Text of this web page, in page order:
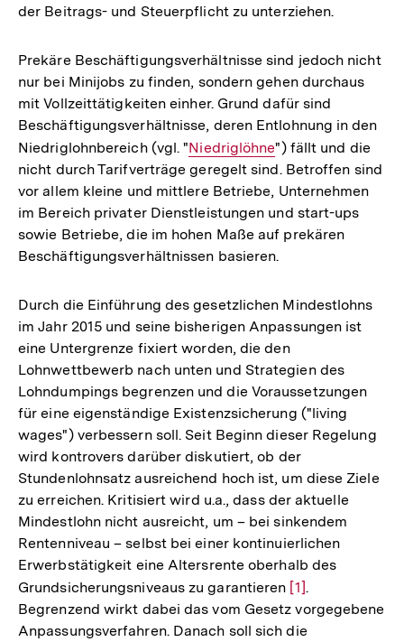
der Beitrags- und Steuerpflicht zu unterziehen.
Prekäre Beschäftigungsverhältnisse sind jedoch nicht
nur bei Minijobs zu finden, sondern gehen durchaus
mit Vollzeittätigkeiten einher. Grund dafür sind
Beschäftigungsverhältnisse, deren Entlohnung in den
Niedriglohnbereich (vgl. "Interner
Link:
Niedriglöhne") fällt und die
nicht durch Tarifverträge geregelt sind. Betroffen sind
vor allem kleine und mittlere Betriebe, Unternehmen
im Bereich privater Dienstleistungen und start-ups
sowie Betriebe, die im hohen Maße auf prekären
Beschäftigungsverhältnissen basieren.
Durch die Einführung des gesetzlichen Mindestlohns
im Jahr 2015 und seine bisherigen Anpassungen ist
eine Untergrenze fixiert worden, die den
Lohnwettbewerb nach unten und Strategien des
Lohndumpings begrenzen und die Voraussetzungen
für eine eigenständige Existenzsicherung ("living
wages") verbessern soll. Seit Beginn dieser Regelung
wird kontrovers darüber diskutiert, ob der
Stundenlohnsatz ausreichend hoch ist, um diese Ziele
zu erreichen. Kritisiert wird u.a., dass der aktuelle
Mindestlohn nicht ausreicht, um – bei sinkendem
Rentenniveau – selbst bei einer kontinuierlichen
Erwerbstätigkeit eine Altersrente oberhalb des
Grundsicherungsniveaus zu garantieren Zur
Auflösung
der
[1].
Begrenzend wirkt dabei das vom Gesetz vorgegebene
Anpassungsverfahren. Danach soll sich die